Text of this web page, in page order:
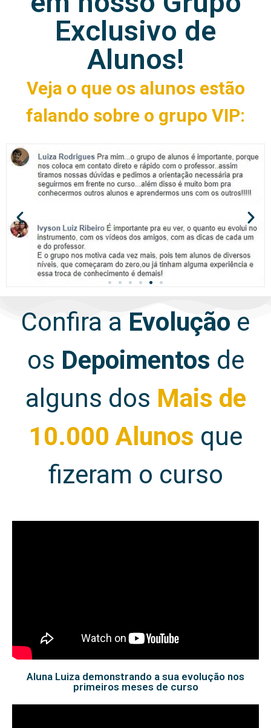
Exclusivo de
Alunos!
Veja o que os alunos estão
falando sobre o grupo VIP:
Confira a Evolução e
os Depoimentos de
alguns dos Mais de
10.000 Alunos que
fizeram o curso
Aluna Luiza demonstrando a sua evolução nos
primeiros meses de curso